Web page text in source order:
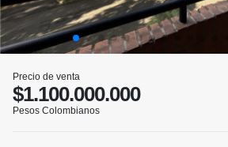
Precio de venta
$1.100.000.000
Pesos Colombianos